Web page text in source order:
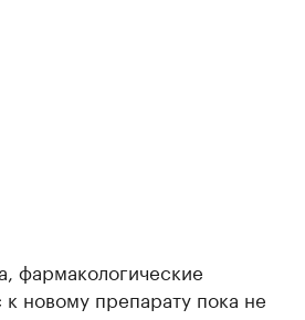
фармакологические
новому препарату пока не